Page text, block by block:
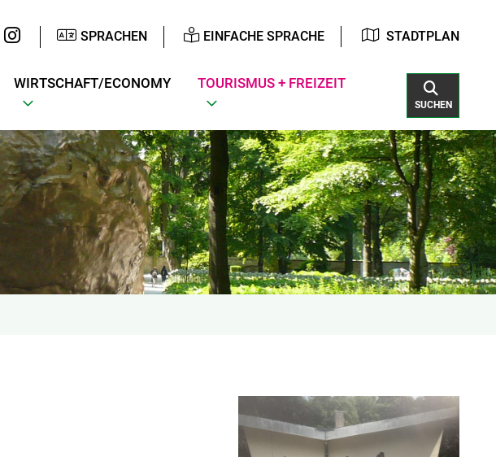
SPRACHEN EINFACHE SPRACHE STADTPLAN
WIRTSCHAFT/ECONOMY TOURISMUS + FREIZEIT
SUCHEN